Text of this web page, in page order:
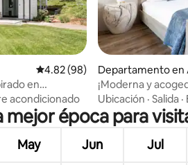
Calificación promedio: 4.82 de
4.82 (98)
en
acondicionado
Departamento en
¡Moderna y
en el corazón de
Ubicación · Salida ·
mejor época para
May Jun Jul